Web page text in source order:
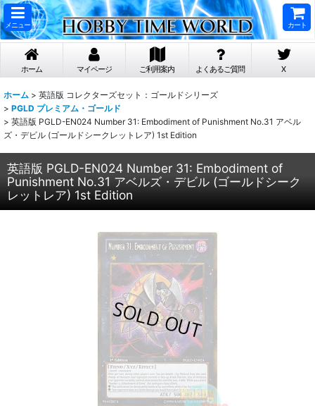
メニュー カート
ホーム マイページ ご利用案内 よくあるご質問 X
ホーム > 英語版 コレクターズセット：ゴールドシリーズ
> PGLD プレミアム・ゴールド
> 英語版 PGLD-EN024 Number 31: Embodiment of Punishment No.31 アベル
ズ・デビル (ゴールドシークレットレア) 1st Edition
英語版 PGLD-EN024 Number 31: Embodiment of
Punishment No.31 アベルズ・デビル (ゴールドシーク
レットレア) 1st Edition